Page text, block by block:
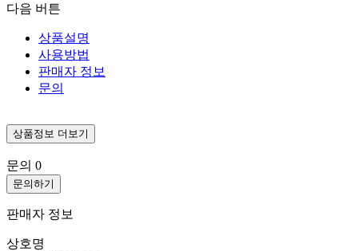
다음 버튼
상품설명
사용방법
판매자 정보
문의
상품정보 더보기
문의 0
문의하기
판매자 정보
상호명